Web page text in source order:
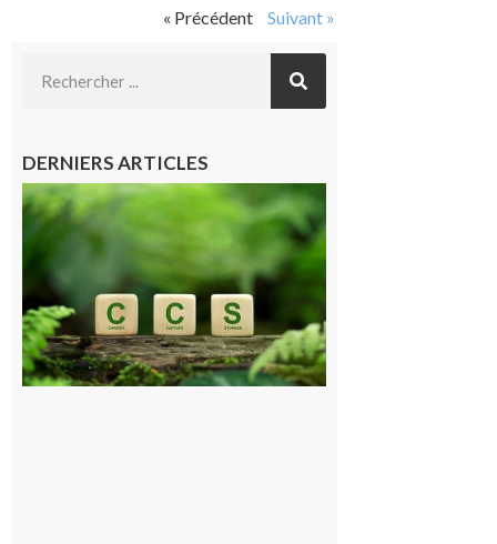
« Précédent Suivant »
DERNIERS ARTICLES